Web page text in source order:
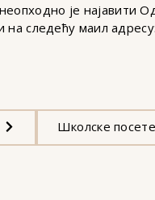
је
следећу маил адресу:
Школске посете